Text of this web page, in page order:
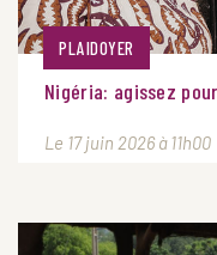
PLAIDOYER
Nigéria: agissez
Le 17 juin 2026 à 11h00